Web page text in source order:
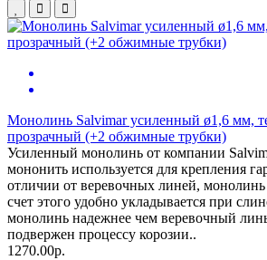
Монолинь Salvimar усиленный ø1,6 мм,
прозрачный (+2 обжимные трубки)
Усиленный монолинь от компании
мононить используется для крепления
отличии от веревочных линей, монолинь
счет этого удобно укладывается при
монолинь надежнее чем веревочный
подвержен процессу корозии..
1270.00р.